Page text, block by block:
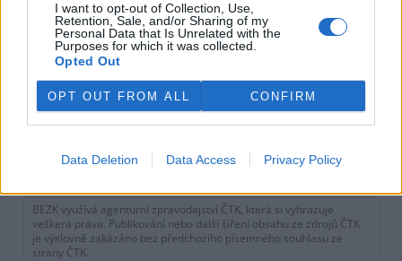
I want to opt-out of Collection, Use,
Retention, Sale, and/or Sharing of my
Personal Data that Is Unrelated with the
Purposes for which it was collected.
Opted Out
OPT OUT FROM ALL CONFIRM
Data Deletion Data Access Privacy Policy
tisknout poslat
BEZK využívá agenturní zpravodajství ČTK, která si vyhrazuje
veškerá práva. Publikování nebo další šíření obsahu ze zdrojů ČTK
je výslovně zakázáno bez předchozího písemného souhlasu ze
strany ČTK.